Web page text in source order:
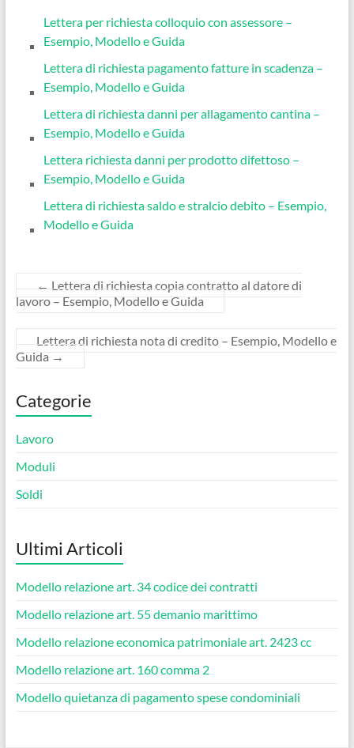
Lettera per richiesta colloquio con assessore –
Esempio, Modello e Guida
Lettera di richiesta pagamento fatture in scadenza –
Esempio, Modello e Guida
Lettera di richiesta danni per allagamento cantina –
Esempio, Modello e Guida
Lettera richiesta danni per prodotto difettoso –
Esempio, Modello e Guida
Lettera di richiesta saldo e stralcio debito – Esempio,
Modello e Guida
← Lettera di richiesta copia contratto al datore di
lavoro – Esempio, Modello e Guida
Lettera di richiesta nota di credito – Esempio, Modello e
Guida →
Categorie
Lavoro
Moduli
Soldi
Ultimi Articoli
Modello relazione art. 34 codice dei contratti​
Modello relazione art. 55 demanio marittimo​
Modello relazione economica patrimoniale art. 2423 cc​
Modello relazione art. 160 comma 2​
Modello quietanza di pagamento spese condominiali​